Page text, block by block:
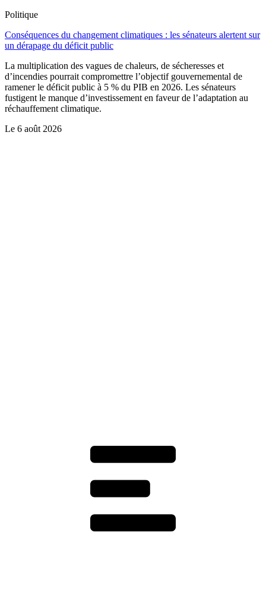
Politique
Conséquences du changement climatiques : les sénateurs alertent sur
un dérapage du déficit public
La multiplication des vagues de chaleurs, de sécheresses et
d’incendies pourrait compromettre l’objectif gouvernemental de
ramener le déficit public à 5 % du PIB en 2026. Les sénateurs
fustigent le manque d’investissement en faveur de l’adaptation au
réchauffement climatique.
Le 6 août 2026